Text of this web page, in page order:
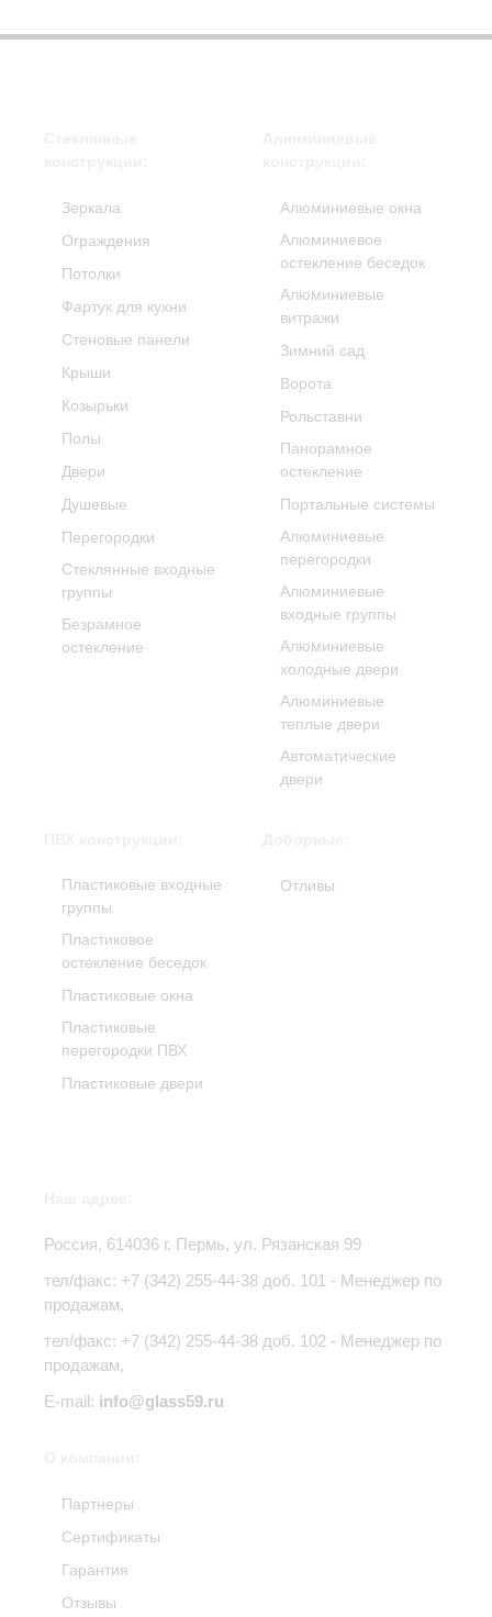
Зеркала
Ограждения
Потолки
Фартук для кухни
Стеновые панели
Крыши
Козырьки
Полы
Двери
Душевые
Перегородки
Стеклянные входные
группы
Безрамное
остекление
Алюминиевые окна
Алюминиевое
остекление беседок
Алюминиевые
витражи
Зимний сад
Ворота
Рольставни
Панорамное
остекление
Портальные системы
Алюминиевые
перегородки
Алюминиевые
входные группы
Алюминиевые
холодные двери
Алюминиевые
теплые двери
Автоматические
двери
Пластиковые входные
группы
Пластиковое
остекление беседок
Пластиковые окна
Пластиковые
перегородки ПВХ
Пластиковые двери
Отливы
Россия, 614036 г. Пермь, ул. Рязанская 99
тел/факс: +7 (342) 255-44-38 доб. 101 - Менеджер по
продажам,
тел/факс: +7 (342) 255-44-38 доб. 102 - Менеджер по
продажам,
E-mail: info@glass59.ru
Партнеры
Сертификаты
Гарантия
Отзывы